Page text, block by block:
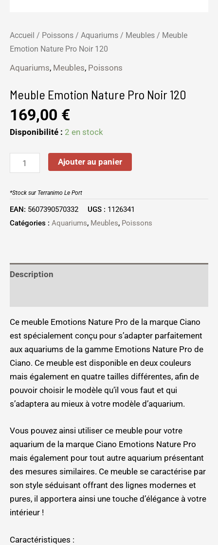
Accueil / Poissons / Aquariums / Meubles / Meuble
Emotion Nature Pro Noir 120
Aquariums, Meubles, Poissons
Meuble Emotion Nature Pro Noir 120
169,00 €
Disponibilité : 2 en stock
Ajouter au panier
*Stock sur Terranimo Le Port
EAN: 5607390570332 UGS : 1126341
Catégories : Aquariums, Meubles, Poissons
Description
Ce meuble Emotions Nature Pro de la marque Ciano
est spécialement conçu pour s’adapter parfaitement
aux aquariums de la gamme Emotions Nature Pro de
Ciano. Ce meuble est disponible en deux couleurs
mais également en quatre tailles différentes, afin de
pouvoir choisir le modèle qu’il vous faut et qui
s’adaptera au mieux à votre modèle d’aquarium.
Vous pouvez ainsi utiliser ce meuble pour votre
aquarium de la marque Ciano Emotions Nature Pro
mais également pour tout autre aquarium présentant
des mesures similaires. Ce meuble se caractérise par
son style séduisant offrant des lignes modernes et
pures, il apportera ainsi une touche d’élégance à votre
intérieur !
Caractéristiques :